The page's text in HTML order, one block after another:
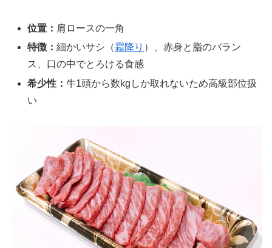
位置： 肩ロースの一角
特徴：細かいサシ（霜降り ）、赤身と脂のバラン
ス、口の中でとろける食感
希少性：牛1頭から数kgしか取れないため高級部位扱
い